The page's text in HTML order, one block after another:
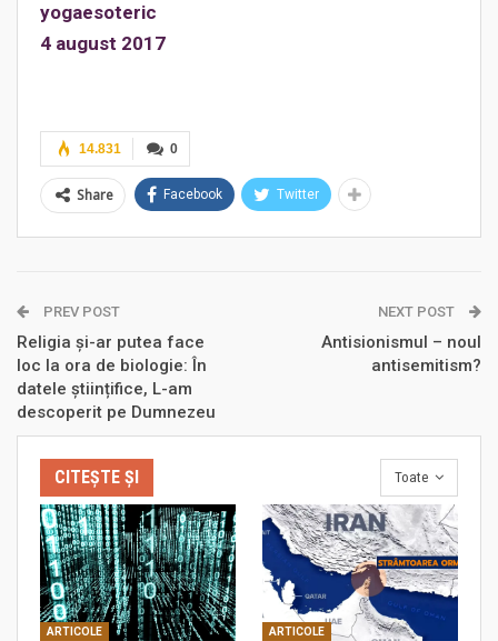
yogaesoteric
4 august 2017
0
14.831
Share Facebook Twitter
PREV POST
Religia și-ar putea face
loc la ora de biologie: În
datele științifice, L-am
descoperit pe Dumnezeu
NEXT POST
Antisionismul – noul
antisemitism?
Toate
CITEȘTE ȘI
ARTICOLE ARTICOLE